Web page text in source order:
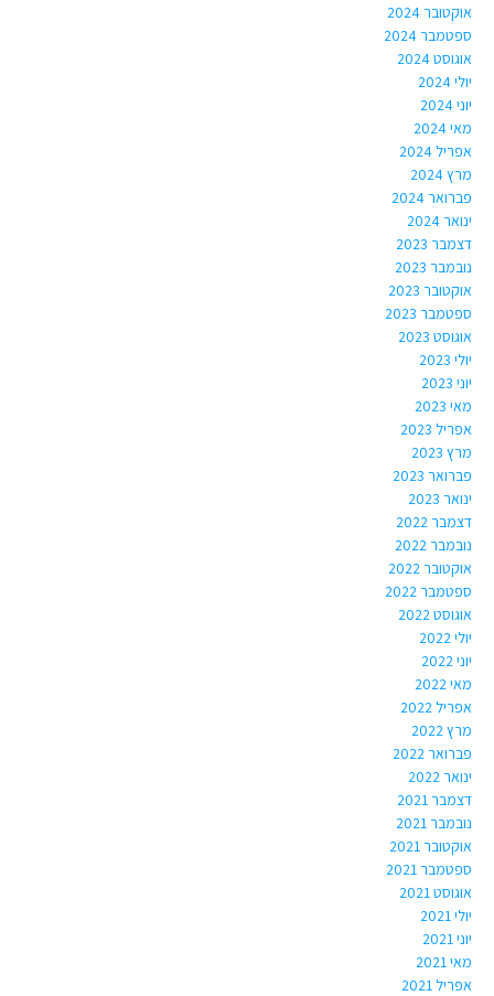
אוקטובר 2024
ספטמבר 2024
אוגוסט 2024
יולי 2024
יוני 2024
מאי 2024
אפריל 2024
מרץ 2024
פברואר 2024
ינואר 2024
דצמבר 2023
נובמבר 2023
אוקטובר 2023
ספטמבר 2023
אוגוסט 2023
יולי 2023
יוני 2023
מאי 2023
אפריל 2023
מרץ 2023
פברואר 2023
ינואר 2023
דצמבר 2022
נובמבר 2022
אוקטובר 2022
ספטמבר 2022
אוגוסט 2022
יולי 2022
יוני 2022
מאי 2022
אפריל 2022
מרץ 2022
פברואר 2022
ינואר 2022
דצמבר 2021
נובמבר 2021
אוקטובר 2021
ספטמבר 2021
אוגוסט 2021
יולי 2021
יוני 2021
מאי 2021
אפריל 2021